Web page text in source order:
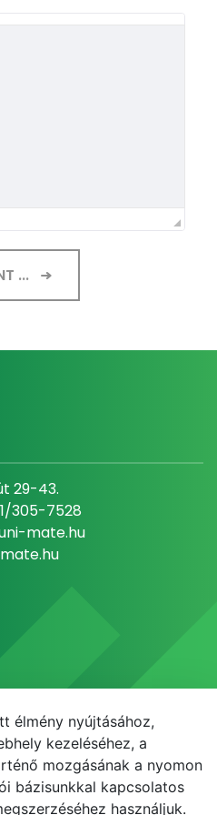
...
29-43.
305-7528
mate.hu
élmény nyújtásához,
kezeléséhez, a
mozgásának a nyomon
bázisunkkal kapcsolatos
használjuk.